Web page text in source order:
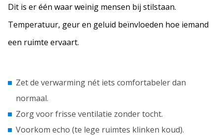
Dit is er één waar weinig mensen bij stilstaan.
Temperatuur, geur en geluid beïnvloeden hoe iemand
een ruimte ervaart.
Zet de verwarming nét iets comfortabeler dan
normaal.
Zorg voor frisse ventilatie zonder tocht.
Voorkom echo (te lege ruimtes klinken koud).